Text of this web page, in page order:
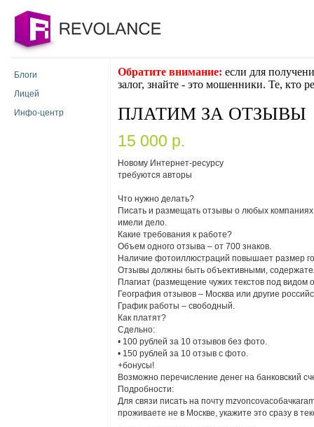
Блоги
Лицей
Инфо-центр
Обратите внимание: если для
залог, знайте - это мошенники. Те, кто
ПЛАТИМ ЗА ОТЗЫВЫ
15 000 p.
Новому Интернет-ресурсу
требуются авторы
Что нужно делать?
Писать и размещать отзывы о любых
имели дело.
Какие требования к работе?
Объем одного отзыва – от 700 знаков.
Наличие фотоиллюстраций повышает размер
Отзывы должны быть объективными,
Плагиат (размещение чужих текстов под
География отзывов – Москва или другие
График работы – свободный.
Как платят?
Сдельно:
• 100 рублей за 10 отзывов без фото.
• 150 рублей за 10 отзыв с фото.
+бонусы!
Возможно перечисление денег на банковский
Подробности:
Для связи писать на почту
проживаете не в Москве, укажите это сразу в